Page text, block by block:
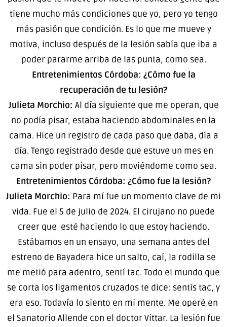
tiene mucho más condiciones que yo, pero yo tengo
más pasión que condición. Es lo que me mueve y
motiva, incluso después de la lesión sabía que iba a
poder pararme arriba de las punta, como sea.
Entretenimientos Córdoba: ¿Cómo fue la
recuperación de tu lesión?
Julieta Morchio: Al día siguiente que me operan, que
no podía pisar, estaba haciendo abdominales en la
cama. Hice un registro de cada paso que daba, día a
día. Tengo registrado desde que estuve un mes en
cama sin poder pisar, pero moviéndome como sea.
Entretenimientos Córdoba: ¿Cómo fue la lesión?
Julieta Morchio: Para mí fue un momento clave de mi
vida. Fue el 5 de julio de 2024. El cirujano no puede
creer que esté haciendo lo que estoy haciendo.
Estábamos en un ensayo, una semana antes del
estreno de Bayadera hice un salto, caí, la rodilla se
me metió para adentro, sentí tac. Todo el mundo que
se corta los ligamentos cruzados te dice: sentís tac, y
era eso. Todavía lo siento en mi mente. Me operé en
el Sanatorio Allende con el doctor Vittar. La lesión fue